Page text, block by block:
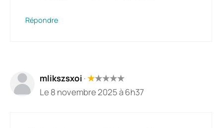
Répondre
mlikszsxoi ·★★★★★
Le 8 novembre 2025 à 6h37